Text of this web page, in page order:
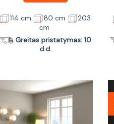
114 cm 80 cm
203
cm
Greitas pristatymas: 10
d.d.